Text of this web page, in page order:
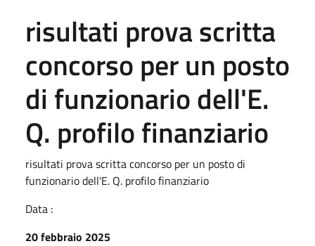
risultati prova scritta
concorso per un posto
di funzionario dell'E.
Q. profilo finanziario
risultati prova scritta concorso per un posto di
funzionario dell'E. Q. profilo finanziario
Data :
20 febbraio 2025